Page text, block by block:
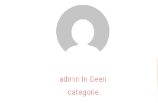
admin In Geen
categorie